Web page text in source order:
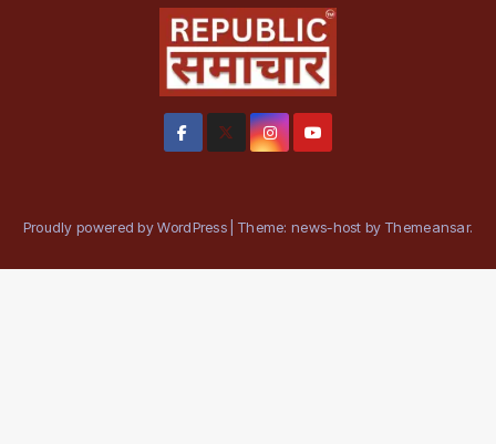
Proudly powered by WordPress Theme: news-host by Themeansar.